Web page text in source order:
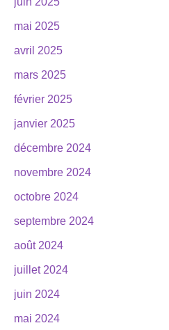
mai 2025
avril 2025
mars 2025
février 2025
janvier 2025
décembre 2024
novembre 2024
octobre 2024
septembre 2024
août 2024
juillet 2024
juin 2024
mai 2024